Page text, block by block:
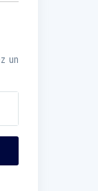
un